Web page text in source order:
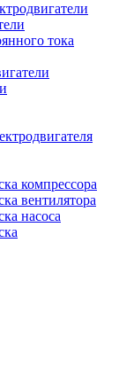
тока
компрессора
вентилятора
насоса